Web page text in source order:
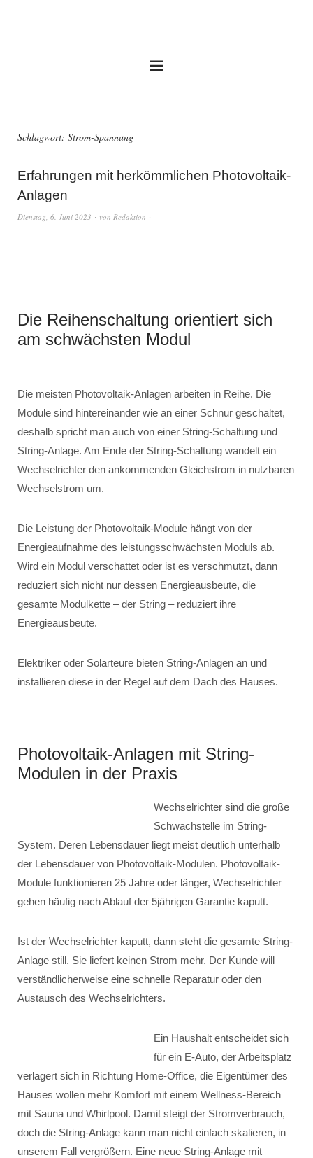
Schlagwort: Strom-Spannung
Erfahrungen mit herkömmlichen Photovoltaik-
Anlagen
Dienstag, 6. Juni 2023 von Redaktion
Die Reihenschaltung orientiert sich
am schwächsten Modul
Die meisten Photovoltaik-Anlagen arbeiten in Reihe. Die
Module sind hintereinander wie an einer Schnur geschaltet,
deshalb spricht man auch von einer String-Schaltung und
String-Anlage. Am Ende der String-Schaltung wandelt ein
Wechselrichter den ankommenden Gleichstrom in nutzbaren
Wechselstrom um.
Die Leistung der Photovoltaik-Module hängt von der
Energieaufnahme des leistungsschwächsten Moduls ab.
Wird ein Modul verschattet oder ist es verschmutzt, dann
reduziert sich nicht nur dessen Energieausbeute, die
gesamte Modulkette – der String – reduziert ihre
Energieausbeute.
Elektriker oder Solarteure bieten String-Anlagen an und
installieren diese in der Regel auf dem Dach des Hauses.
Photovoltaik-Anlagen mit String-
Modulen in der Praxis
Wechselrichter sind die große
Schwachstelle im String-
System. Deren Lebensdauer liegt meist deutlich unterhalb
der Lebensdauer von Photovoltaik-Modulen. Photovoltaik-
Module funktionieren 25 Jahre oder länger, Wechselrichter
gehen häufig nach Ablauf der 5jährigen Garantie kaputt.
Ist der Wechselrichter kaputt, dann steht die gesamte String-
Anlage still. Sie liefert keinen Strom mehr. Der Kunde will
verständlicherweise eine schnelle Reparatur oder den
Austausch des Wechselrichters.
Ein Haushalt entscheidet sich
für ein E-Auto, der Arbeitsplatz
verlagert sich in Richtung Home-Office, die Eigentümer des
Hauses wollen mehr Komfort mit einem Wellness-Bereich
mit Sauna und Whirlpool. Damit steigt der Stromverbrauch,
doch die String-Anlage kann man nicht einfach skalieren, in
unserem Fall vergrößern. Eine neue String-Anlage mit